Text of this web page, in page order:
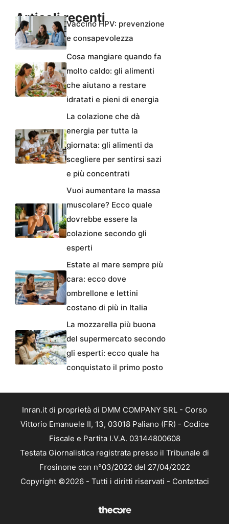
Articoli recentiVaccino HPV: prevenzione
e consapevolezza
Cosa mangiare quando fa
molto caldo: gli alimenti
che aiutano a restare
idratati e pieni di energia
La colazione che dà
energia per tutta la
giornata: gli alimenti da
scegliere per sentirsi sazi
e più concentrati
Vuoi aumentare la massa
muscolare? Ecco quale
dovrebbe essere la
colazione secondo gli
esperti
Estate al mare sempre più
cara: ecco dove
ombrellone e lettini
costano di più in Italia
La mozzarella più buona
del supermercato secondo
gli esperti: ecco quale ha
conquistato il primo posto
Inran.it di proprietà di DMM COMPANY SRL - Corso
Vittorio Emanuele II, 13, 03018 Paliano (FR) - Codice
Fiscale e Partita I.V.A. 03144800608
Testata Giornalistica registrata presso il Tribunale di
Frosinone con n°03/2022 del 27/04/2022
Copyright ©2026 - Tutti i diritti riservati - Contattaci